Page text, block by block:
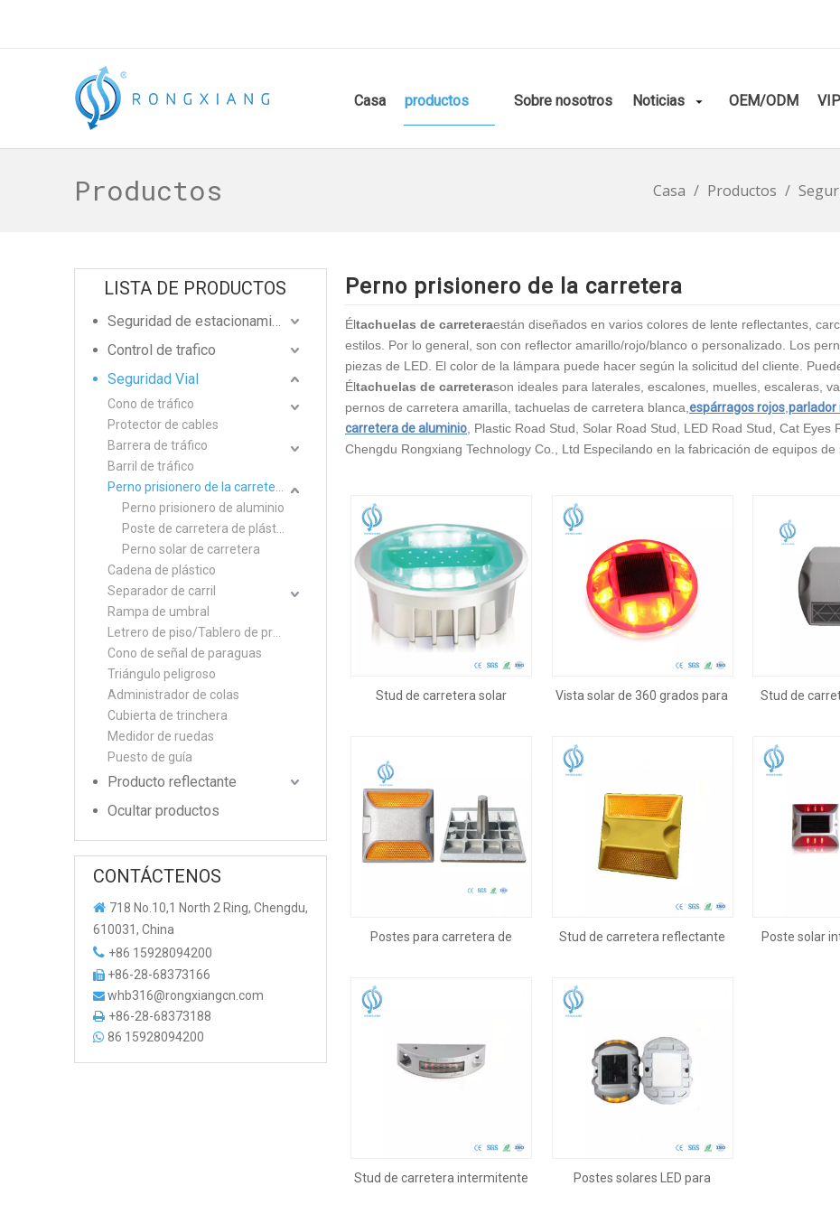
Casa productos Sobre nosotros Noticias OEM/ODM VIP
Productos Casa / Productos /
LISTA DE PRODUCTOS
Seguridad de estacionamiento
Control de trafico
Seguridad Vial
Cono de tráfico
Protector de cables
Barrera de tráfico
Barril de tráfico
Perno prisionero de aluminio
Perno solar de carretera
Cadena de plástico
Separador de carril
Rampa de umbral
Cono de señal de paraguas
Triángulo peligroso
Administrador de colas
Cubierta de trinchera
Medidor de ruedas
Puesto de guía
Producto reflectante
Ocultar productos
CONTÁCTENOS
 718 No.10,1 North 2 Ring, Chengdu,
610031, China
 +86 15928094200
 +86-28-68373166
 whb316@rongxiangcn.com
 +86-28-68373188
 86 15928094200
Perno prisionero de la carretera
Éltachuelas de carreteraestán diseñados en varios colores de lente reflectantes,
estilos. Por lo general, son con reflector amarillo/rojo/blanco o personalizado. Los
piezas de LED. El color de la lámpara puede hacer según la solicitud del cliente.
Éltachuelas de carreterason ideales para laterales, escalones, muelles, escaleras,
pernos de carretera amarilla, tachuelas de carretera blanca, espárragos rojos
carretera de aluminio , Plastic Road Stud, Solar Road Stud, LED Road Stud, Cat
Chengdu Rongxiang Technology Co., Ltd Especilando en la fabricación de equipos de
Stud de carretera solar
Vista solar de 360 ​​grados para
Stud de
Postes para carretera de
Stud de carretera reflectante
Poste solar
Stud de carretera intermitente
Postes solares LED para